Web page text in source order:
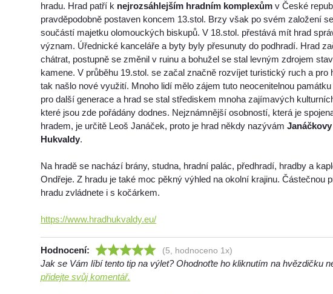
hradu. Hrad patří k nejrozsáhlejším hradním komplexům v České
pravděpodobně postaven koncem 13.stol. Brzy však po svém založení
součástí majetku olomouckých biskupů. V 18.stol. přestává mít hrad
význam. Úřednické kanceláře a byty byly přesunuty do podhradí. Hrad
chátrat, postupně se změnil v ruinu a bohužel se stal levným zdrojem
kamene. V průběhu 19.stol. se začal značně rozvíjet turistický ruch a pro
tak našlo nové využití. Mnoho lidí mělo zájem tuto neocenitelnou
pro další generace a hrad se stal střediskem mnoha zajímavých
které jsou zde pořádány dodnes. Nejznámnější osobností, která je
hradem, je určitě Leoš Janáček, proto je hrad někdy nazývámJanáčkovy
Hukvaldy.
Na hradě se nachází brány, studna, hradní palác, předhradí, hradby a
Ondřeje. Z hradu je také moc pěkný výhled na okolní krajinu. Částečnou
hradu zvládnete i s kočárkem.
https://www.hradhukvaldy.eu/
Hodnocení: (5, hodnoceno 1x)
Jak se Vám líbí tento tip na výlet? Ohodnoťte ho kliknutím na hvězdičku
přidejte svůj komentář.